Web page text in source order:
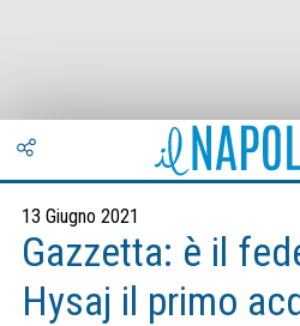
13 Giugno 2021
Gazzetta: è il
Hysaj il primo